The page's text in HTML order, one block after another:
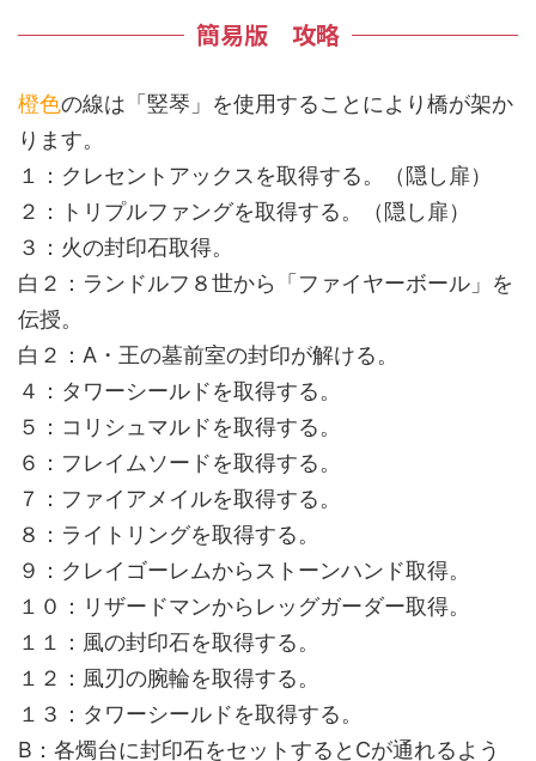
簡易版 攻略
橙色の線は「竪琴」を使用することにより橋が架か
ります。
１：クレセントアックスを取得する。（隠し扉）
２：トリプルファングを取得する。（隠し扉）
３：火の封印石取得。
白２：ランドルフ８世から「ファイヤーボール」を
伝授。
白２：A・王の墓前室の封印が解ける。
４：タワーシールドを取得する。
５：コリシュマルドを取得する。
６：フレイムソードを取得する。
７：ファイアメイルを取得する。
８：ライトリングを取得する。
９：クレイゴーレムからストーンハンド取得。
１０：リザードマンからレッグガーダー取得。
１１：風の封印石を取得する。
１２：風刃の腕輪を取得する。
１３：タワーシールドを取得する。
B：各燭台に封印石をセットするとCが通れるよう